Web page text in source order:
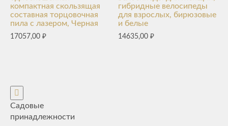
компактная скользящая
составная торцовочная
пила с лазером, Черная
17057,00 ₽
гибридные велосипеды
для взрослых, бирюзовые
и белые
14635,00₽
Садовые
принадлежности